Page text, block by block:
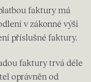
faktury má
v zákonné výši
příslušné faktury.
faktury trvá déle
oprávněn od